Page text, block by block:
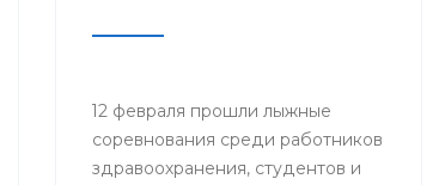
12 февраля прошли лыжные
соревнования среди работников
здравоохранения, студентов и